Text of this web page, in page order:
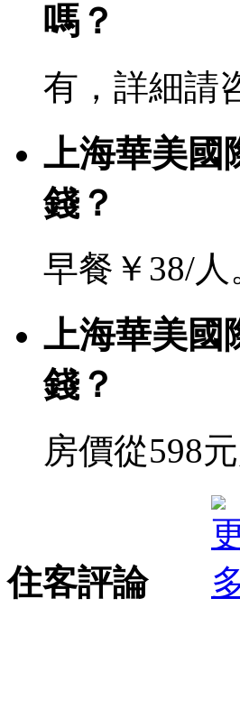
嗎？
有，詳細請
上海華美國
錢？
早餐￥38/人
上海華美國
錢？
房價從598
住客評論